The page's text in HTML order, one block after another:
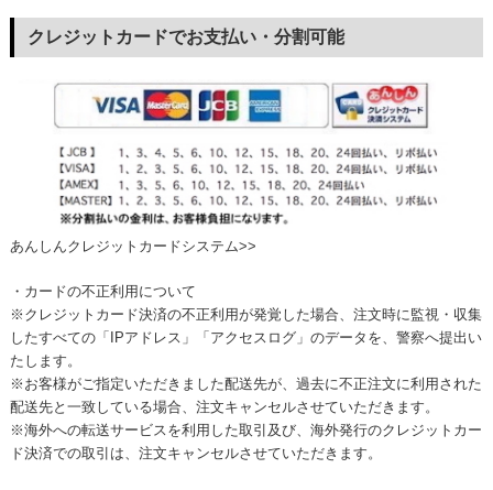
クレジットカードでお支払い・分割可能
あんしんクレジットカードシステム>>
・カードの不正利用について
※クレジットカード決済の不正利用が発覚した場合、注文時に監視・収集
したすべての「IPアドレス」「アクセスログ」のデータを、警察へ提出い
たします。
※お客様がご指定いただきました配送先が、過去に不正注文に利用された
配送先と一致している場合、注文キャンセルさせていただきます。
※海外への転送サービスを利用した取引及び、海外発行のクレジットカー
ド決済での取引は、注文キャンセルさせていただきます。